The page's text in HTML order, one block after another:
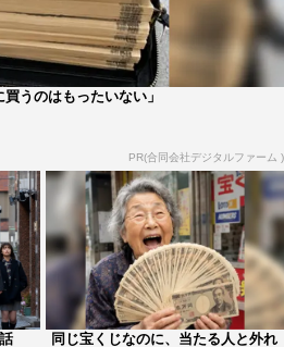
を結成した7人はネットとSNS
笠に悪事を働く大人たちに裁きを
うのはもったいない」
PR(合同会社デジタルファーム )
話
同じ宝くじなのに、当たる人と外れ